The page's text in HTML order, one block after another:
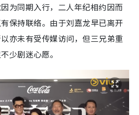
为同期入行，二人年纪相约因而
保持联络。由于刘嘉龙早已离开
亦未有受传媒访问，但三兄弟重
少剧迷心愿。